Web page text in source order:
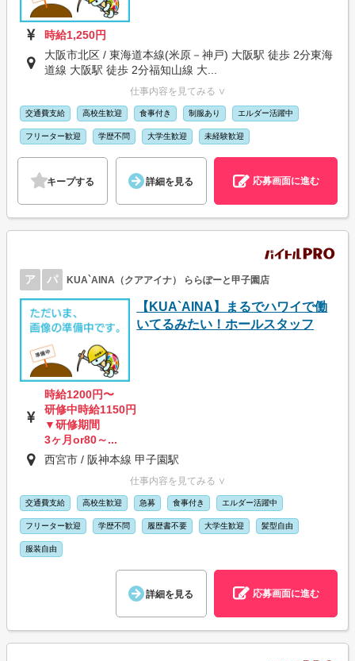
時給1,250円
大阪市北区 / 東海道本線(米原－神戸) 大阪駅 徒歩 2分東海
道線 大阪駅 徒歩 2分福知山線 大...
仕事内容を見てみる ∨
交通費支給 高校生歓迎 食事付き 制服あり エルダー活躍中
フリーター歓迎 学歴不問 大学生歓迎 未経験歓迎
キープする 詳細を見る 応募画面に進む
ア パ KUA`AINA（クアアイナ） ららぽーと甲子園店
【KUA`AINA】まるでハワイで働
いてるみたい！ホールスタッフ
時給1200円〜
研修中時給1150円
▼研修期間
3ヶ月or80～...
西宮市 / 阪神本線 甲子園駅
仕事内容を見てみる ∨
交通費支給 高校生歓迎 急募 食事付き エルダー活躍中
フリーター歓迎 学歴不問 履歴書不要 大学生歓迎 髪型自由
服装自由
詳細を見る 応募画面に進む